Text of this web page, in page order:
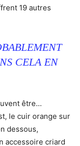
19 autres
CELA EN
être…
le cuir orange sur
dessous,
accessoire criard